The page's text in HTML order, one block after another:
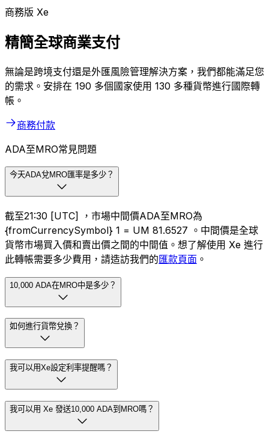
商務版 Xe
精簡全球商業支付
無論是跨境支付還是外匯風險管理解決方案，我們都能滿足您
的需求。安排在 190 多個國家使用 130 多種貨幣進行國際轉
帳。
商務付款
ADA至MRO常見問題
今天ADA兌MRO匯率是多少？
截至21:30 [UTC] ，市場中間價ADA至MRO為
{fromCurrencySymbol} 1 = UM 81.6527 。中間價是全球
貨幣市場買入價和賣出價之間的中間值。想了解使用 Xe 進行
此轉帳需要多少費用，請造訪我們的匯款頁面 。
10,000 ADA在MRO中是多少？
如何進行貨幣兌換？
我可以用Xe設定利率提醒嗎？
我可以用 Xe 發送10,000 ADA到MRO嗎？